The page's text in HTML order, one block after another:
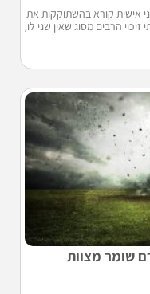
אישית קורא בהשתוקקות את
הרבים מסוג שאין שני לו,
שומר מצוות